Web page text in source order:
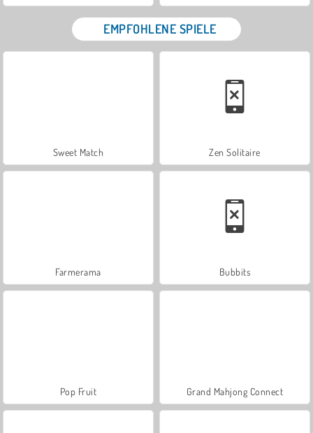
EMPFOHLENE SPIELE
Sweet Match Zen Solitaire
Farmerama Bubbits
Pop Fruit Grand Mahjong Connect